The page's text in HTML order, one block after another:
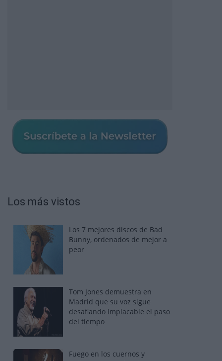
Los más vistos
Los 7 mejores discos de Bad
Bunny, ordenados de mejor a
peor
Tom Jones demuestra en
Madrid que su voz sigue
desafiando implacable el paso
del tiempo
Fuego en los cuernos y